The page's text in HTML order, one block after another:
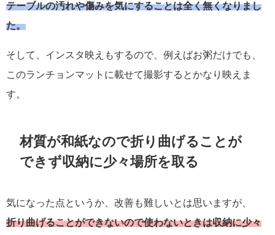
テーブルの汚れや傷みを気にすることは全く無くなりまし
た。
そして、インスタ映えもするので、例えばお粥だけでも、
このランチョンマットに載せて撮影するとかなり映えま
す。
材質が和紙なので折り曲げることが
できず収納に少々場所を取る
気になった点というか、改善も難しいとは思いますが、
折り曲げることができないので使わないときは収納に少々